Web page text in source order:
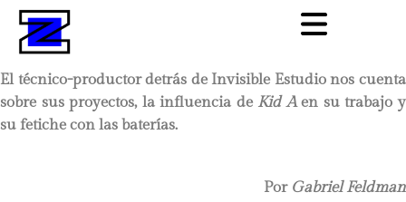
El técnico-productor detrás de Invisible Estudio nos cuenta
sobre sus proyectos, la influencia de Kid Aen su trabajo y
su fetiche con las baterías.
Por Gabriel Feldman